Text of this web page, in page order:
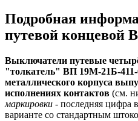
Подробная
путевой концевой
Выключатели путевые
"толкатель" ВП 19М-21Б-411-
металлического корпуса
исполнениях контактов (см.
маркировки - последняя цифра
варианте со стандартным